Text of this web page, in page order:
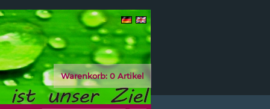
Warenkorb: 0 Artikel